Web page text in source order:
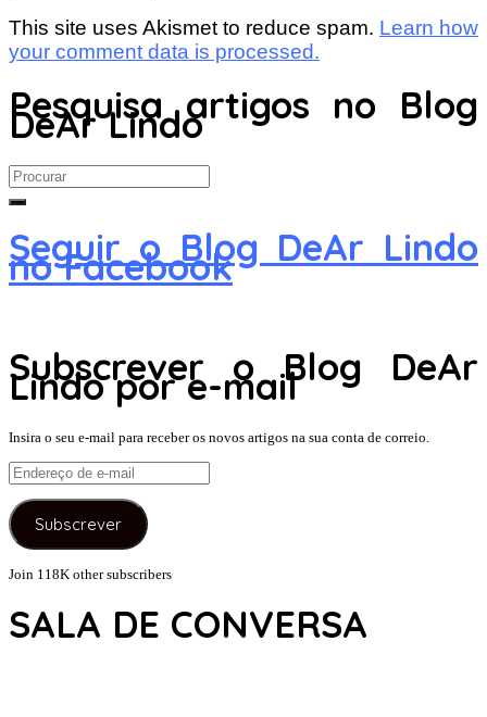
This site uses Akismet to reduce spam. Learn how
your comment data is processed.
Pesquisa artigos no Blog
DeAr Lindo
Search
for:
Seguir o Blog DeAr Lindo
no Facebook
Subscrever o Blog DeAr
Lindo por e-mail
Insira o seu e-mail para receber os novos artigos na sua conta de correio.
Endereço
de
e-
mail
Subscrever
Join 118K other subscribers
SALA DE CONVERSA